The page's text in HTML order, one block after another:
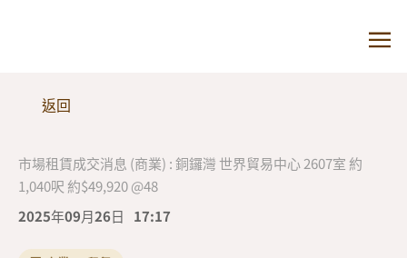
返回
市場租賃成交消息 (商業) : 銅鑼灣 世界貿易中心 2607室 約
1,040呎 約$49,920 @48
2025年09月26日
17:17